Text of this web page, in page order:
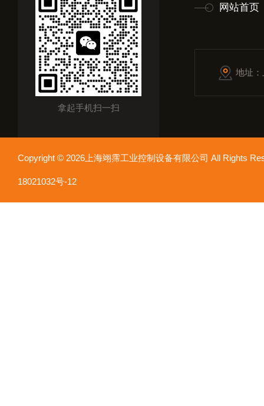
拿起手机扫一扫
网站首页
地址
Copyright © 2026上海翊霈工业控制设备有限公司 All Rights
18021032号-12